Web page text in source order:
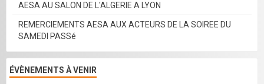
AESA AU SALON DE L'ALGERIE A LYON
REMERCIEMENTS AESA AUX ACTEURS DE LA SOIREE DU
SAMEDI PASSé
ÉVÈNEMENTS À VENIR